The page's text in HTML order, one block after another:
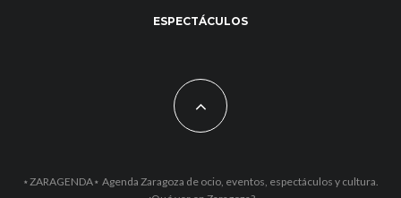
ESPECTÁCULOS
⋆ZARAGENDA⋆ Agenda Zaragoza de ocio, eventos, espectáculos y cultura.